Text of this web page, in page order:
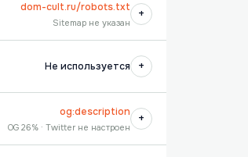
dom-cult.ru/robots.txt
Sitemap не указан
+
Не используется +
og:description
OG 26% · Twitter не настроен
+